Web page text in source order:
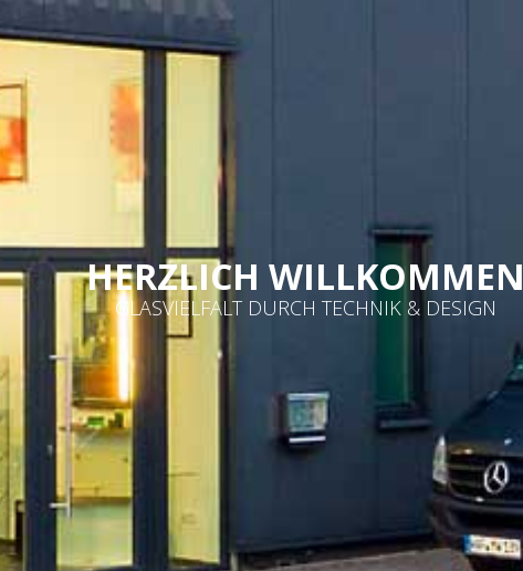
HERZLICH WILLKOMMEN
GLASVIELFALT DURCH TECHNIK & DESIGN